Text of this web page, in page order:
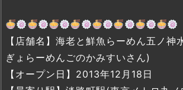
【店舗名】海老と鮮魚らーめん五ノ神
ぎょらーめんごのかみすいさん)
【オープン日】2013年12月18日